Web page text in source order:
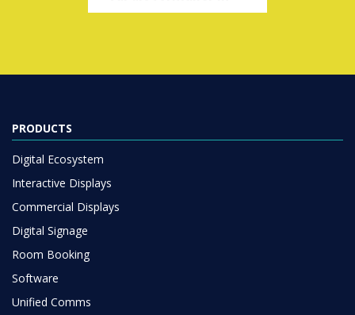
PRODUCTS
Digital Ecosystem
Interactive Displays
Commercial Displays
Digital Signage
Room Booking
Software
Unified Comms